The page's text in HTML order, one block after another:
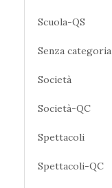
Scuola-QS
Senza categoria
Società
Società-QC
Spettacoli
Spettacoli-QC